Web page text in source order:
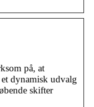
på, at
dynamisk udvalg
skifter